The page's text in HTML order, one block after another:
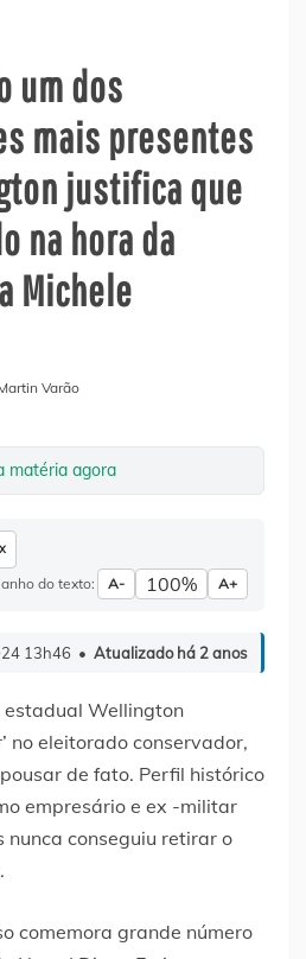
um dos
mais presentes
justifica que
na hora da
Michele
Varão
matéria agora
do texto: A- 100% A+
13h46 • Atualizado há 2 anos
Wellington
no eleitorado conservador,
de fato. Perfil histórico
empresário e ex -militar
nunca conseguiu retirar o